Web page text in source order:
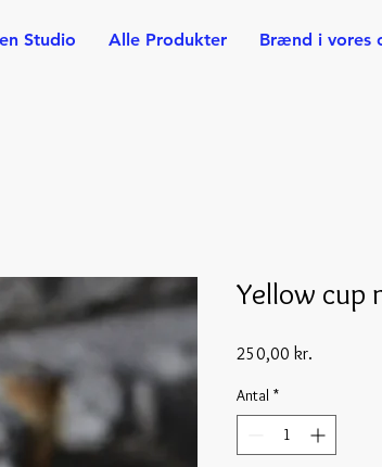
Studio Alle Produkter Brænd i vores
Yellow cup
250,00 kr.
Antal *